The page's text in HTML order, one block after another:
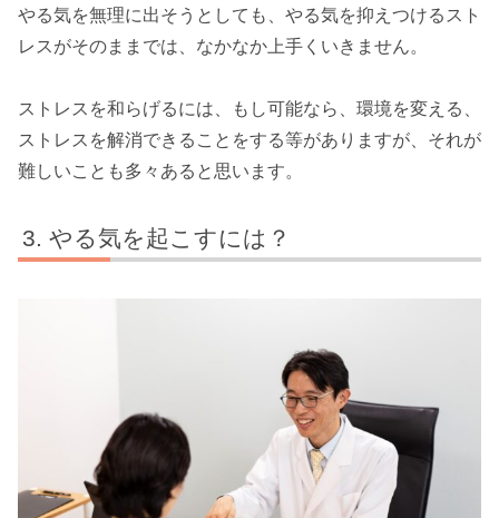
やる気を無理に出そうとしても、やる気を抑えつけるスト
レスがそのままでは、なかなか上手くいきません。
ストレスを和らげるには、もし可能なら、環境を変える、
ストレスを解消できることをする等がありますが、それが
難しいことも多々あると思います。
やる気を起こすには？